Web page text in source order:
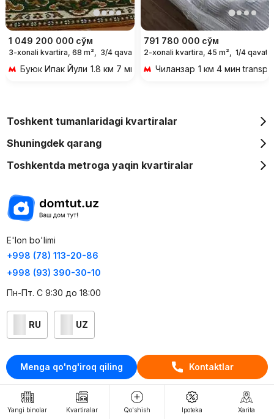
Menga qo'ng'iroq qiling Kontaktlar
1 049 200 000 сўм
3-xonali kvartira, 68 m², 3/4 qavat
Буюк Ипак Йули 1.8 км 7 мин transportda
791 780 000 сўм
2-xonali kvartira, 45 m², 1/4 qavat
Чиланзар 1 км 4 мин
Yangi binolar Kvartiralar Qo'shish Ipoteka Xarita
Toshkent tumanlaridagi kvartiralar
Shuningdek qarang
Toshkentda metroga yaqin kvartiralar
E'lon bo'limi
+998 (78) 113-20-86
+998 (93) 390-30-10
Пн-Пт. С 9:30 до 18:00
RU UZ
Kontaktlar
loyiha haqida
Webnow © loyihasi